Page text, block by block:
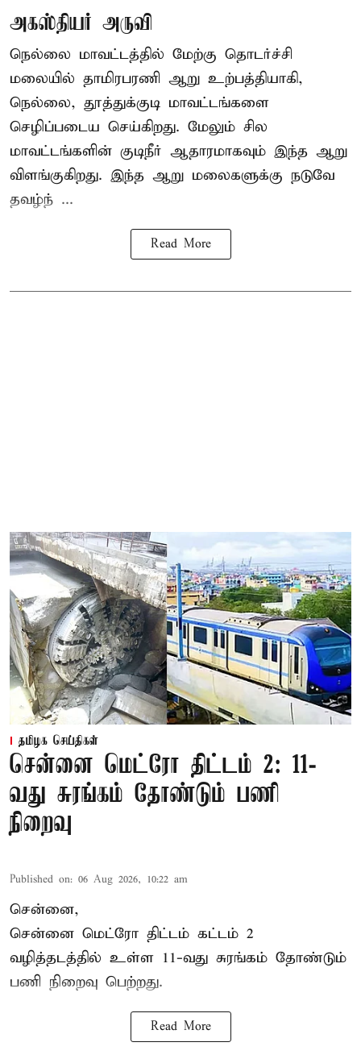
அகஸ்தியர் அருவி
நெல்லை மாவட்டத்தில் மேற்கு தொடர்ச்சி
மலையில் தாமிரபரணி ஆறு உற்பத்தியாகி,
நெல்லை, தூத்துக்குடி மாவட்டங்களை
செழிப்படைய செய்கிறது. மேலும் சில
மாவட்டங்களின் குடிநீர் ஆதாரமாகவும் இந்த ஆறு
விளங்குகிறது. இந்த ஆறு மலைகளுக்கு நடுவே
தவழ்ந் ...
Read More
தமிழக செய்திகள்
சென்னை மெட்ரோ திட்டம் 2: 11-
வது சுரங்கம் தோண்டும் பணி
நிறைவு
Published on: 06 Aug 2026, 10:22 am
சென்னை,
சென்னை மெட்ரோ திட்டம் கட்டம் 2
வழித்தடத்தில் உள்ள 11-வது சுரங்கம் தோண்டும்
பணி நிறைவு பெற்றது.
Read More